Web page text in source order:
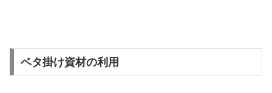
ベタ掛け資材の利用